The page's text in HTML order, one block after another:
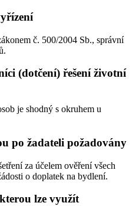
č. 500/2004 Sb., správní
(dotčení) řešení životní
je shodný s okruhem u
po žadateli požadovány
za účelem ověření všech
o doplatek na bydlení.
lze využít